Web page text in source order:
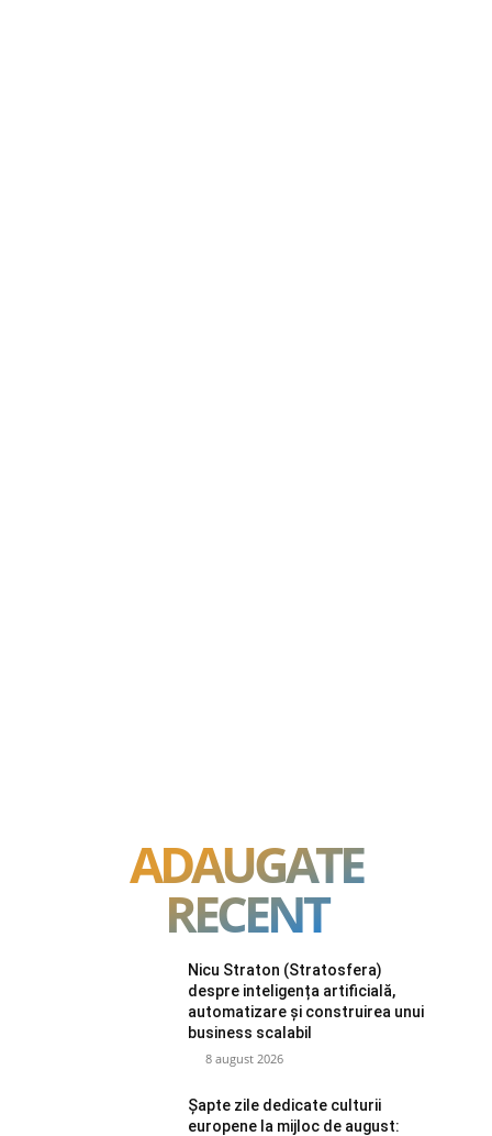
ADAUGATE
RECENT
Nicu Straton (Stratosfera)
despre inteligența artificială,
automatizare și construirea unui
business scalabil
8 august 2026
Șapte zile dedicate culturii
europene la mijloc de august: